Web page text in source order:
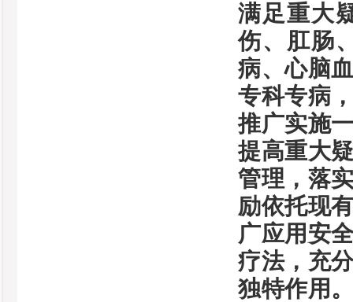
满足重大
伤、肛肠
病、心脑
专科专病
推广实施
提高重大
管理，落
励依托现
广应用安
疗法，充
独特作用